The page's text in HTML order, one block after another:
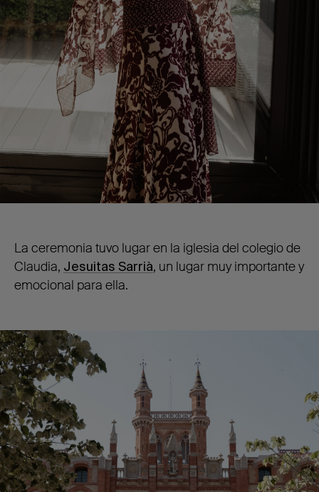
La ceremonia tuvo lugar en la iglesia del colegio de
Claudia, Jesuitas Sarrià, un lugar muy importante y
emocional para ella.